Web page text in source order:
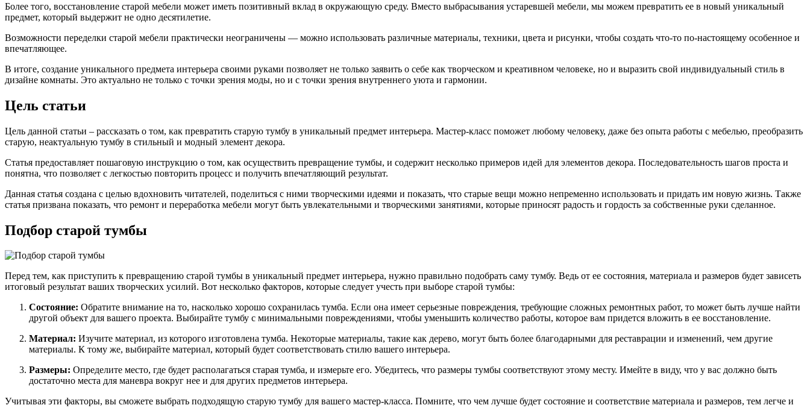
Более того, восстановление старой мебели может иметь позитивный вклад в окружающую среду. Вместо выбрасывания устаревшей мебели, мы можем превратить ее в новый уникальный
предмет, который выдержит не одно десятилетие.
Возможности переделки старой мебели практически неограничены — можно использовать различные материалы, техники, цвета и рисунки, чтобы создать что-то по-настоящему особенное и
впечатляющее.
В итоге, создание уникального предмета интерьера своими руками позволяет не только заявить о себе как творческом и креативном человеке, но и выразить свой индивидуальный стиль в
дизайне комнаты. Это актуально не только с точки зрения моды, но и с точки зрения внутреннего уюта и гармонии.
Цель статьи
Цель данной статьи – рассказать о том, как превратить старую тумбу в уникальный предмет интерьера. Мастер-класс поможет любому человеку, даже без опыта работы с мебелью, преобразить
старую, неактуальную тумбу в стильный и модный элемент декора.
Статья предоставляет пошаговую инструкцию о том, как осуществить превращение тумбы, и содержит несколько примеров идей для элементов декора. Последовательность шагов проста и
понятна, что позволяет с легкостью повторить процесс и получить впечатляющий результат.
Данная статья создана с целью вдохновить читателей, поделиться с ними творческими идеями и показать, что старые вещи можно непременно использовать и придать им новую жизнь. Также
статья призвана показать, что ремонт и переработка мебели могут быть увлекательными и творческими занятиями, которые приносят радость и гордость за собственные руки сделанное.
Подбор старой тумбы
Перед тем, как приступить к превращению старой тумбы в уникальный предмет интерьера, нужно правильно подобрать саму тумбу. Ведь от ее состояния, материала и размеров будет зависеть
итоговый результат ваших творческих усилий. Вот несколько факторов, которые следует учесть при выборе старой тумбы:
Состояние: Обратите внимание на то, насколько хорошо сохранилась тумба. Если она имеет серьезные повреждения, требующие сложных ремонтных работ, то может быть лучше найти
другой объект для вашего проекта. Выбирайте тумбу с минимальными повреждениями, чтобы уменьшить количество работы, которое вам придется вложить в ее восстановление.
Материал: Изучите материал, из которого изготовлена тумба. Некоторые материалы, такие как дерево, могут быть более благодарными для реставрации и изменений, чем другие
материалы. К тому же, выбирайте материал, который будет соответствовать стилю вашего интерьера.
Размеры: Определите место, где будет располагаться старая тумба, и измерьте его. Убедитесь, что размеры тумбы соответствуют этому месту. Имейте в виду, что у вас должно быть
достаточно места для маневра вокруг нее и для других предметов интерьера.
Учитывая эти факторы, вы сможете выбрать подходящую старую тумбу для вашего мастер-класса. Помните, что чем лучше будет состояние и соответствие материала и размеров, тем легче и